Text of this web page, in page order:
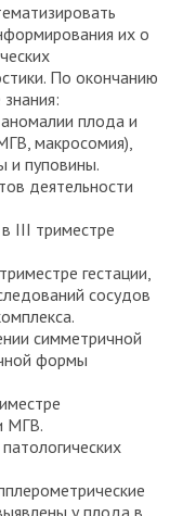
их о
По окончанию
плода и
макросомия),
и пуповины.
деятельности
III триместре
гестации,
сосудов
симметричной
формы
МГВ.